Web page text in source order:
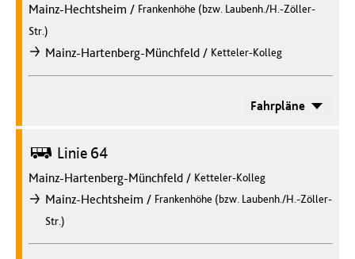
Mainz-Hechtsheim / Frankenhöhe (bzw. Laubenh./H.-Zöller-
Str.)
nachMainz-Hartenberg-Münchfeld / Ketteler-Kolleg
Fahrpläne
Bus Linie 64
Mainz-Hartenberg-Münchfeld / Ketteler-Kolleg
nachMainz-Hechtsheim / Frankenhöhe (bzw. Laubenh./H.-Zöller-
Str.)